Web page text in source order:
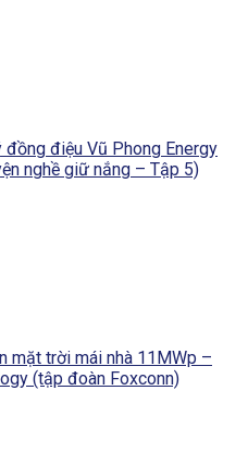
điệu Vũ Phong Energy
nghề giữ nắng – Tập 5)
mặt trời mái nhà 11MWp –
(tập đoàn Foxconn)